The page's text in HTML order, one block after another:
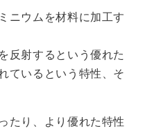
ニウムを材料に加工す
反射するという優れた
ているという特性、そ
たり、より優れた特性